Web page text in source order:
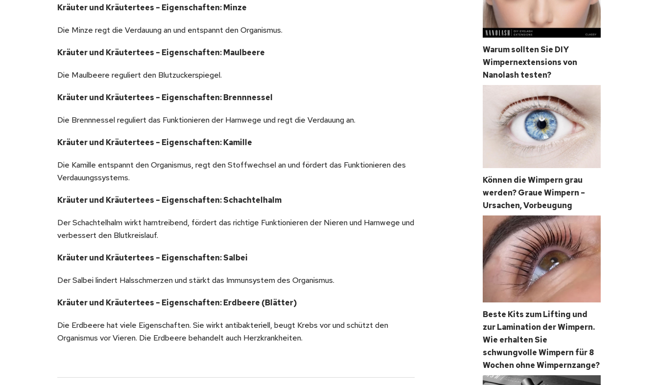
Kräuter und Kräutertees – Eigenschaften: Minze
Die Minze regt die Verdauung an und entspannt den Organismus.
Kräuter und Kräutertees – Eigenschaften: Maulbeere
Die Maulbeere reguliert den Blutzuckerspiegel.
Kräuter und Kräutertees – Eigenschaften: Brennnessel
Die Brennnessel reguliert das Funktionieren der Harnwege und regt die Verdauung an.
Kräuter und Kräutertees – Eigenschaften: Kamille
Die Kamille entspannt den Organismus, regt den Stoffwechsel an und fördert das Funktionieren des
Verdauungssystems.
Kräuter und Kräutertees – Eigenschaften: Schachtelhalm
Der Schachtelhalm wirkt harntreibend, fördert das richtige Funktionieren der Nieren und Harnwege und
verbessert den Blutkreislauf.
Kräuter und Kräutertees – Eigenschaften: Salbei
Der Salbei lindert Halsschmerzen und stärkt das Immunsystem des Organismus.
Kräuter und Kräutertees – Eigenschaften: Erdbeere (Blätter)
Die Erdbeere hat viele Eigenschaften. Sie wirkt antibakteriell, beugt Krebs vor und schützt den
Organismus vor Vieren. Die Erdbeere behandelt auch Herzkrankheiten.
Warum sollten Sie DIY
Wimpernextensions von
Nanolash testen?
Können die Wimpern grau
werden? Graue Wimpern –
Ursachen, Vorbeugung
Beste Kits zum Lifting und
zur Lamination der Wimpern.
Wie erhalten Sie
schwungvolle Wimpern für 8
Wochen ohne Wimpernzange?